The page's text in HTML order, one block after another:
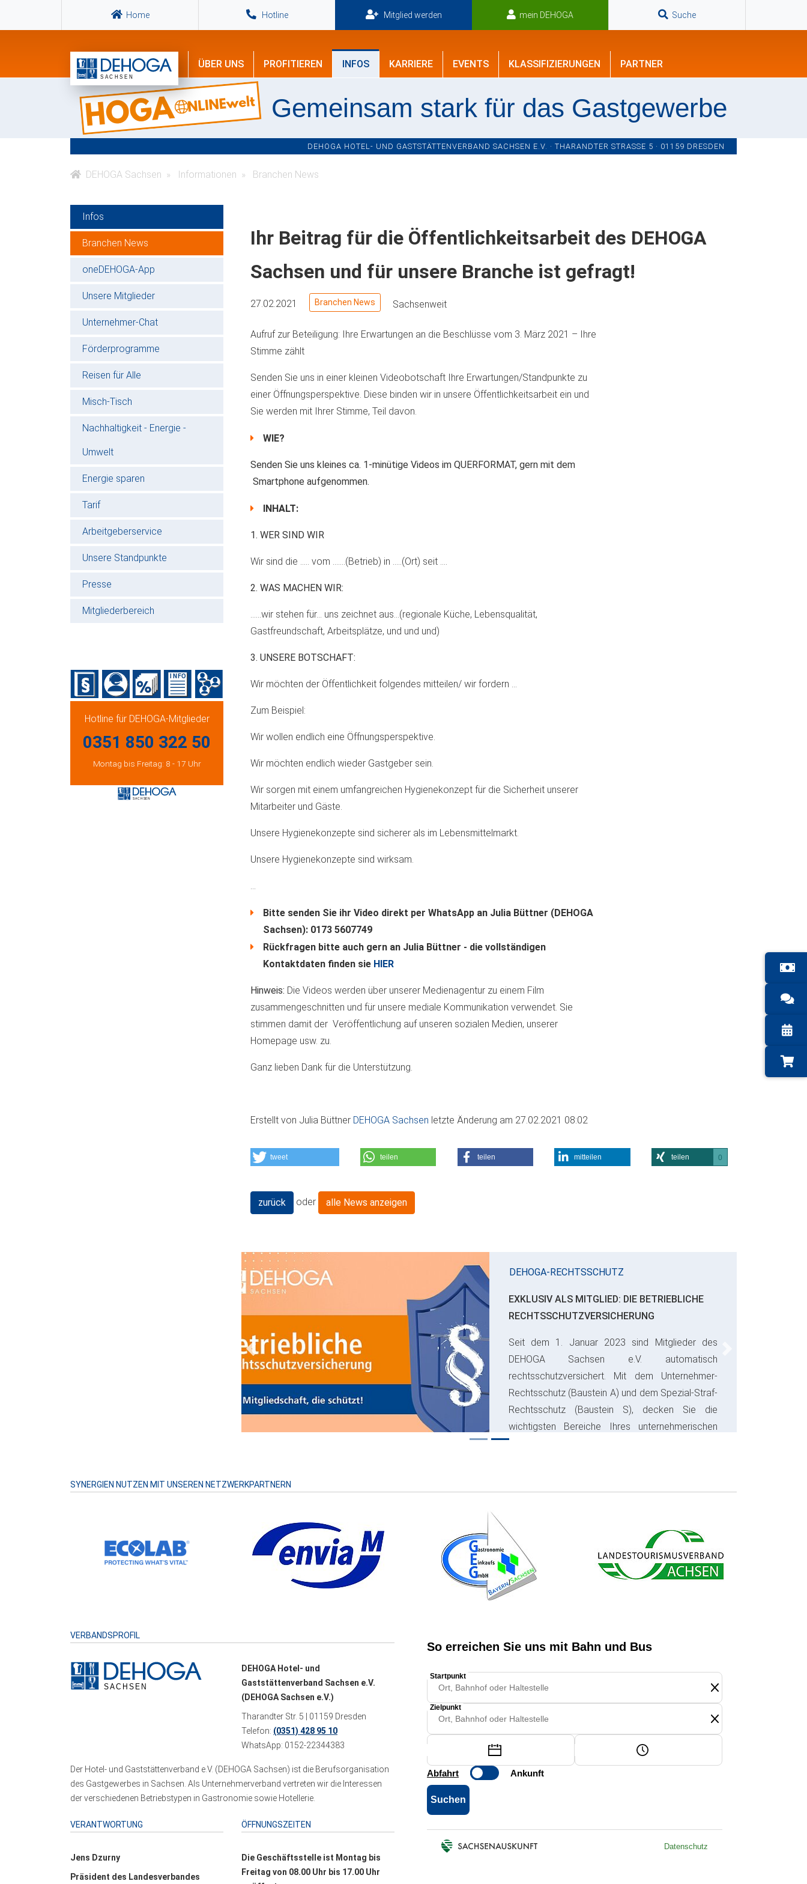
Home Hotline Mitglied werden mein DEHOGA Suche
ÜBER UNS PROFITIEREN INFOS KARRIERE EVENTS KLASSIFIZIERUNGEN PARTNER
Gemeinsam stark für das Gastgewerbe
DEHOGA HOTEL- UND GASTSTÄTTENVERBAND SACHSEN E.V. · THARANDTER STRASSE 5 · 01159 DRESDEN
DEHOGA Sachsen Informationen Branchen News
Infos
Branchen News
oneDEHOGA-App
Unsere Mitglieder
Unternehmer-Chat
Förderprogramme
Reisen für Alle
Misch-Tisch
Nachhaltigkeit - Energie -
Umwelt
Energie sparen
Tarif
Arbeitgeberservice
Unsere Standpunkte
Presse
Mitgliederbereich
Hotline für DEHOGA-Mitglieder
0351 850 322 50
Montag bis Freitag: 8 - 17 Uhr
Ihr Beitrag für die Öffentlichkeitsarbeit des DEHOGA
Sachsen und für unsere Branche ist gefragt!
27.02.2021 Branchen News Sachsenweit
Aufruf zur Beteiligung: Ihre Erwartungen an die Beschlüsse vom 3. März 2021 – Ihre
Stimme zählt
Senden Sie uns in einer kleinen Videobotschaft Ihre Erwartungen/Standpunkte zu
einer Öffnungsperspektive. Diese binden wir in unsere Öffentlichkeitsarbeit ein und
Sie werden mit Ihrer Stimme, Teil davon.
WIE?
Senden Sie uns kleines ca. 1-minütige Videos im QUERFORMAT, gern mit dem
Smartphone aufgenommen.
INHALT:
1. WER SIND WIR
Wir sind die ….. vom …….(Betrieb) in …..(Ort) seit ….
2. WAS MACHEN WIR:
……wir stehen für… uns zeichnet aus…(regionale Küche, Lebensqualität,
Gastfreundschaft, Arbeitsplätze, und und und)
3. UNSERE BOTSCHAFT:
Wir möchten der Öffentlichkeit folgendes mitteilen/ wir fordern …
Zum Beispiel:
Wir wollen endlich eine Öffnungsperspektive.
Wir möchten endlich wieder Gastgeber sein.
Wir sorgen mit einem umfangreichen Hygienekonzept für die Sicherheit unserer
Mitarbeiter und Gäste.
Unsere Hygienekonzepte sind sicherer als im Lebensmittelmarkt.
Unsere Hygienekonzepte sind wirksam.
Bitte senden Sie ihr Video direkt per WhatsApp an Julia Büttner (DEHOGA
Sachsen): 0173 5607749
Rückfragen bitte auch gern an Julia Büttner - die vollständigen
Kontaktdaten finden sie HIER
Hinweis: Die Videos werden über unserer Medienagentur zu einem Film
zusammengeschnitten und für unsere mediale Kommunikation verwendet. Sie
stimmen damit der Veröffentlichung auf unseren sozialen Medien, unserer
Homepage usw. zu.
Ganz lieben Dank für die Unterstützung.
Erstellt von Julia Büttner DEHOGA Sachsen letzte Änderung am 27.02.2021 08:02
tweet teilen teilen mitteilen teilen 0
zurück oder alle News anzeigen
DEHOGA-RECHTSSCHUTZ
EXKLUSIV ALS MITGLIED: DIE BETRIEBLICHE
RECHTSSCHUTZVERSICHERUNG
Seit dem 1. Januar 2023 sind Mitglieder des
DEHOGA Sachsen e.V. automatisch
rechtsschutzversichert. Mit dem Unternehmer-
Rechtsschutz (Baustein A) und dem Spezial-Straf-
Rechtsschutz (Baustein S), decken Sie die
wichtigsten Bereiche Ihres unternehmerischen
Risikos ab und sparen bares Geld.
Previous
SYNERGIEN NUTZEN MIT UNSEREN NETZWERKPARTNERN
VERBANDSPROFIL
DEHOGA Hotel- und
Gaststättenverband Sachsen e.V.
(DEHOGA Sachsen e.V.)
Tharandter Str. 5 | 01159 Dresden
Telefon: (0351) 428 95 10
WhatsApp: 0152-22344383
Der Hotel- und Gaststättenverband e.V. (DEHOGA Sachsen) ist die Berufsorganisation
des Gastgewerbes in Sachsen. Als Unternehmerverband vertreten wir die Interessen
der verschiedenen Betriebstypen in Gastronomie sowie Hotellerie.
VERANTWORTUNG
Jens Dzurny
Präsident des Landesverbandes
ÖFFNUNGSZEITEN
Die Geschäftsstelle ist Montag bis
Freitag von 08.00 Uhr bis 17.00 Uhr